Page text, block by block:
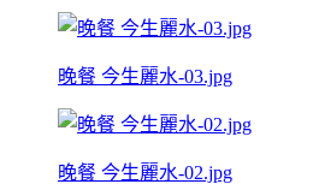
晚餐 今生麗水-03.jpg
晚餐 今生麗水-02.jpg